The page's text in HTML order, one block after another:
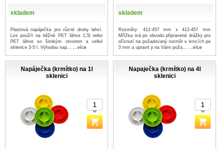
skladem
Plastová napáječka pro různé druhy lahví.
Lze použít na běžné PET láhve 1,5l nebo
PET láhve so širokým otvorem a velké
sklenice 3-5 l. Výhodou nap... ...více
skladem
Rozměry: 412-457 mm x 412-457 mm
Mřížka má po obvodu připravené drážky pro
oříznutí na požadovaný rozměr v krocích po
3 mm a upravit ji na Vámi poža... ...více
Napáječka (krmítko) na 1l
sklenici
Napaječka (krmítko) na 4l
sklenici